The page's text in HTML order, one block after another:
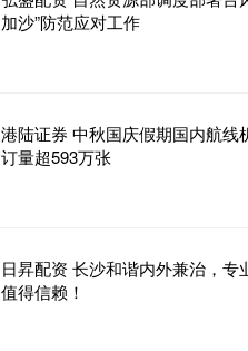
加沙”防范应对工作
港陆证券 中秋国庆假期国内航线
订量超593万张
日昇配资 长沙和谐内外兼治，专
值得信赖！